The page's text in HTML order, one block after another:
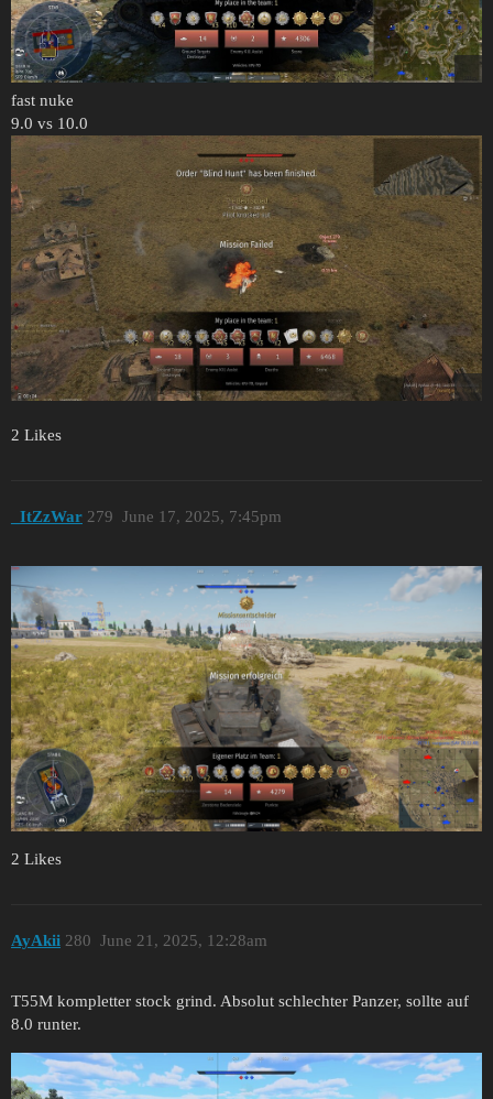
fast nuke
9.0 vs 10.0
2 Likes
_ItZzWar June 17, 2025, 7:45pm
279
2 Likes
AyAkii June 21, 2025, 12:28am
280
T55M kompletter stock grind. Absolut schlechter Panzer, sollte auf
8.0 runter.